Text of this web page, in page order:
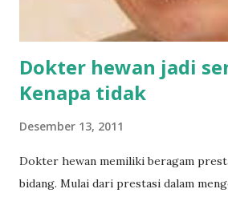
Dokter hewan jadi
Kenapa tidak
Desember 13, 2011
Dokter hewan memiliki beragam
bidang. Mulai dari prestasi dalam